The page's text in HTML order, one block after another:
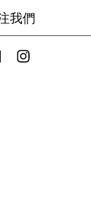
我們
Facebook